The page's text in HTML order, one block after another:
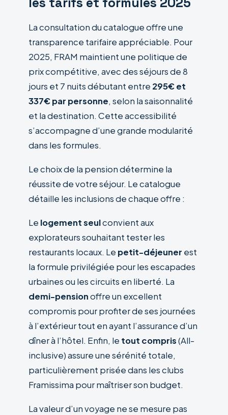
La consultation du catalogue offre une
transparence tarifaire appréciable. Pour
2025, FRAM maintient une politique de
prix compétitive, avec des séjours de 8
jours et 7 nuits débutant entre 295€ et
337€ par personne, selon la saisonnalité
et la destination. Cette accessibilité
s’accompagne d’une grande modularité
dans les formules.
Le choix de la pension détermine la
réussite de votre séjour. Le catalogue
détaille les inclusions de chaque offre :
Le logement seulconvient aux
explorateurs souhaitant tester les
restaurants locaux. Le petit-déjeuner est
la formule privilégiée pour les escapades
urbaines ou les circuits en liberté. La
demi-pensionoffre un excellent
compromis pour profiter de ses journées
à l’extérieur tout en ayant l’assurance d’un
dîner à l’hôtel. Enfin, le tout compris(All-
inclusive) assure une sérénité totale,
particulièrement prisée dans les clubs
Framissima pour maîtriser son budget.
La valeur d’un voyage ne se mesure pas